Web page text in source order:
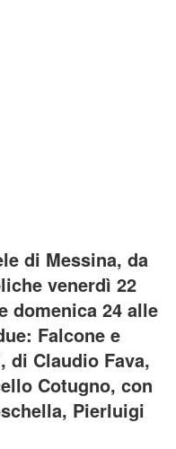
di Messina, da
venerdì 22
domenica 24 alle
Falcone e
di Claudio Fava,
Cotugno, con
Pierluigi